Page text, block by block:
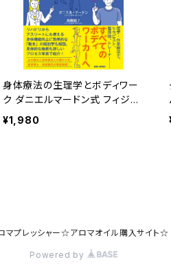
身体療法の生理学とボディワー
ク ダニエルマードン式 フィジオ
セラピーメソッド
¥1,980
マプレッシャー☆アロマオイル購入サイト☆
Powered by